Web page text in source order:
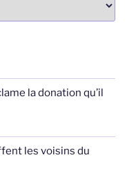
la donation qu’il
les voisins du